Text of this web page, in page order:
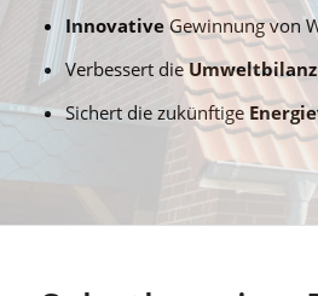
InnovativeGewinnung von
Verbessert dieUmweltbilanz
Sichert die zukünftige